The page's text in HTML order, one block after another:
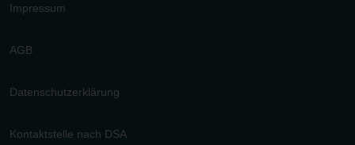
Impressum
AGB
Datenschutzerklärung
Kontaktstelle nach DSA